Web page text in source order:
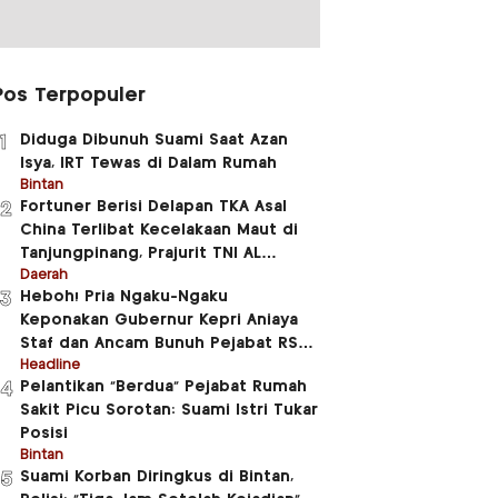
Terpopuler
Diduga Dibunuh Suami Saat Azan
Isya, IRT Tewas di Dalam Rumah
Bintan
Fortuner Berisi Delapan TKA Asal
China Terlibat Kecelakaan Maut di
Tanjungpinang, Prajurit TNI AL
Meninggal Dunia
Daerah
Heboh! Pria Ngaku-Ngaku
Keponakan Gubernur Kepri Aniaya
Staf dan Ancam Bunuh Pejabat RSUD
RAT
Headline
Pelantikan “Berdua” Pejabat Rumah
Sakit Picu Sorotan: Suami Istri Tukar
Posisi
Bintan
Suami Korban Diringkus di Bintan,